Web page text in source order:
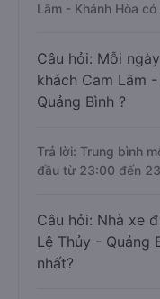
Lâm - Khánh Hòa
Câu hỏi: Mỗi
khách Cam Lâm
Quảng Bình ?
Trả lời: Trung bình
đầu từ 23:00 đến
Câu hỏi: Nhà xe
Lệ Thủy - Quảng
nhất?